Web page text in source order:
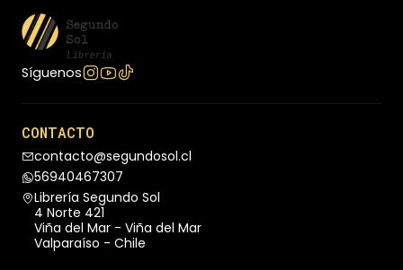
Síguenos
CONTACTO
contacto@segundosol.cl
56940467307
Librería Segundo Sol
4 Norte 421
Viña del Mar - Viña del Mar
Valparaíso - Chile